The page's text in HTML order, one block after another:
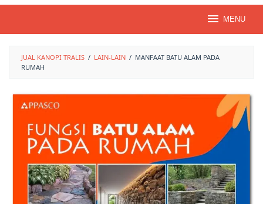
MENU
JUAL KANOPI TRALIS / LAIN-LAIN / MANFAAT BATU ALAM PADA
RUMAH